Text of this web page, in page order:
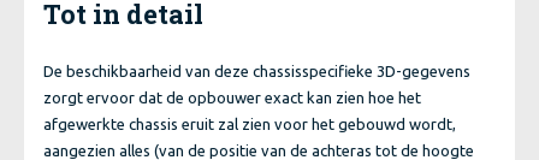
Tot in detail
De beschikbaarheid van deze chassisspecifieke 3D-gegevens
zorgt ervoor dat de opbouwer exact kan zien hoe het
afgewerkte chassis eruit zal zien voor het gebouwd wordt,
aangezien alles (van de positie van de achteras tot de hoogte